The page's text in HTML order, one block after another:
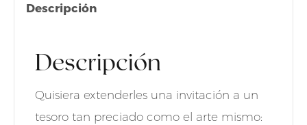
Descripción
Descripción
Quisiera extenderles una invitación a un
tesoro tan preciado como el arte mismo: